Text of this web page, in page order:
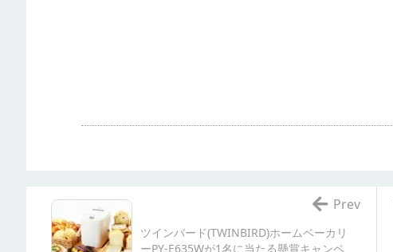
ツインバード(TWINBIRD)ホームベーカリ
ーPY-E635Wが1名に当たる懸賞キャンペ
Prev